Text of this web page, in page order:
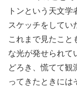
トンという天文
スケッチをしてい
これまで見たこと
な光が発せられて
どろき、慌てて観
ってきたときには